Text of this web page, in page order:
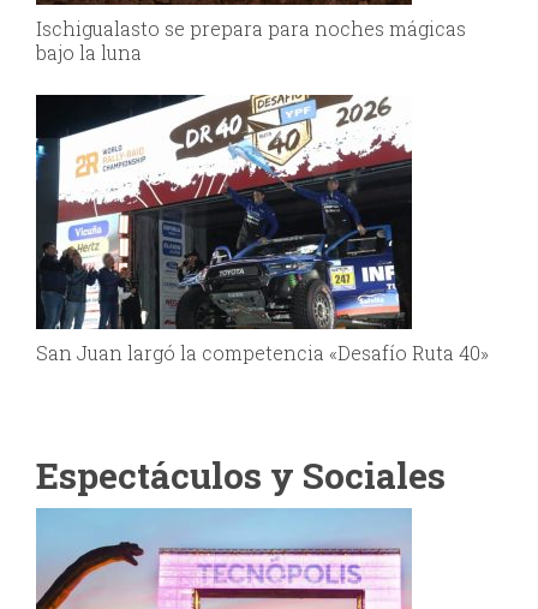
Ischigualasto se prepara para noches mágicas
bajo la luna
San Juan largó la competencia «Desafío Ruta 40»
Espectáculos y Sociales